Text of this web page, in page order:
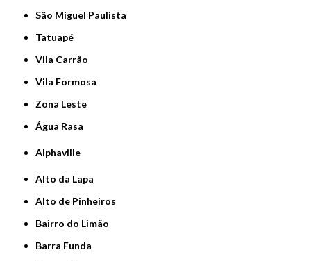
São Miguel Paulista
Tatuapé
Vila Carrão
Vila Formosa
Zona Leste
Água Rasa
Alphaville
Alto da Lapa
Alto de Pinheiros
Bairro do Limão
Barra Funda